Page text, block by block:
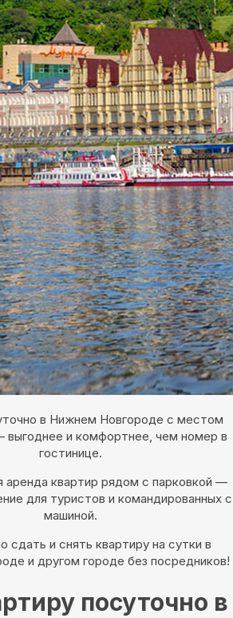
в Нижнем Новгороде с местом
выгоднее и комфортнее, чем номер в
гостинице.
аренда квартир рядом с парковкой —
для туристов и командированных с
машиной.
сдать и снять квартиру на сутки в
и другом городе без посредников!
посуточно в